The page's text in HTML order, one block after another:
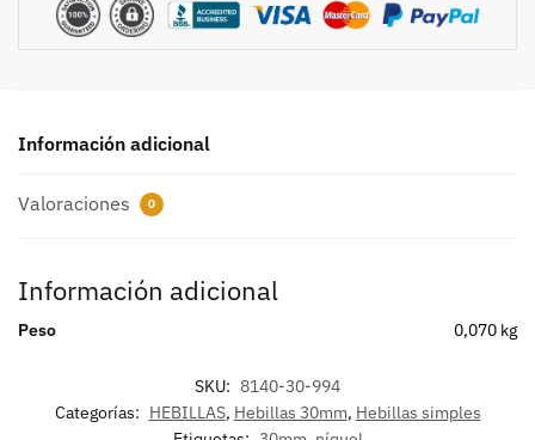
Información adicional
Valoraciones 0
Información adicional
Peso 0,070 kg
SKU: 8140-30-994
Categorías: HEBILLAS, Hebillas 30mm, Hebillas simples